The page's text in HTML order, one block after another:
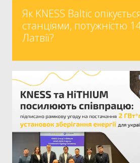
Як KNESS Baltic
станціями, потужністю
Латвії?